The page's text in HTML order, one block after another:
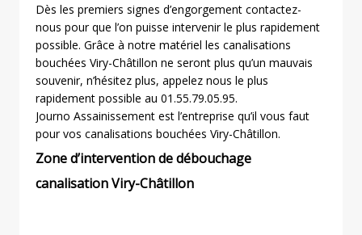
Dès les premiers signes d’engorgement contactez-
nous pour que l’on puisse intervenir le plus rapidement
possible. Grâce à notre matériel les canalisations
bouchées Viry-Châtillon ne seront plus qu’un mauvais
souvenir, n’hésitez plus, appelez nous le plus
rapidement possible au 01.55.79.05.95.
Journo Assainissement est l’entreprise qu’il vous faut
pour vos canalisations bouchées Viry-Châtillon.
Zone d’intervention de débouchage
canalisation Viry-Châtillon